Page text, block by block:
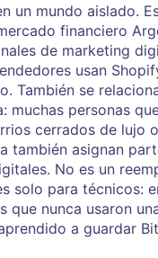
un mundo aislado.
financiero
de marketing
usan
También se
: muchas personas
cerrados de lujo
también asignan
No es un
solo para técnicos:
que nunca usaron
a guardar